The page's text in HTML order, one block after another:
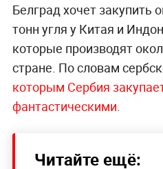
Белград хочет закупить
тонн угля у Китая и
которые производят
стране. По словам
которым Сербия
фантастическими.
Читайте ещё: